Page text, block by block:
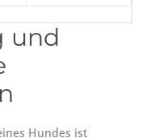
und
Hundes ist